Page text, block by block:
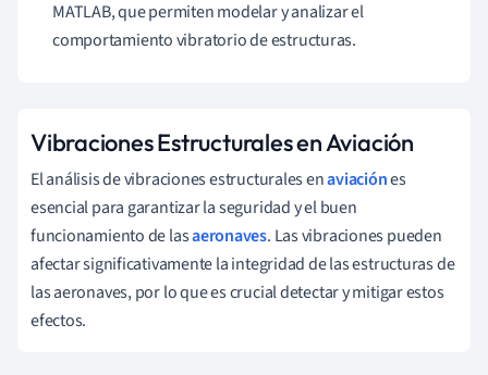
MATLAB, que permiten modelar y analizar el
comportamiento vibratorio de estructuras.
Vibraciones Estructurales en Aviación
El análisis de vibraciones estructurales enaviaciónes
esencial para garantizar la seguridad y el buen
funcionamiento de lasaeronaves. Las vibraciones pueden
afectar significativamente la integridad de las estructuras de
las aeronaves, por lo que es crucial detectar y mitigar estos
efectos.